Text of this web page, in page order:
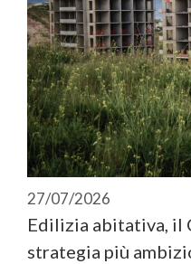
27/07/2026
Edilizia abitativa, il
strategia più